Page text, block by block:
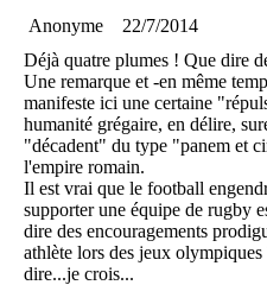
Anonyme
22/7/2014
Déjà quatre plumes ! Que dire
Une remarque et -en même
manifeste ici une certaine
humanité grégaire, en délire,
"décadent" du type "panem et
l'empire romain.
Il est vrai que le football
supporter une équipe de rugby
dire des encouragements
athlète lors des jeux
dire...je crois...